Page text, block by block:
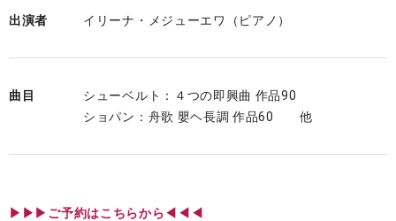
出演者 イリーナ・メジューエワ（ピアノ）
曲目
シューベルト：４つの即興曲 作品90
ショパン：舟歌 嬰ヘ長調 作品60 他
▶▶▶ご予約はこちらから◀◀◀